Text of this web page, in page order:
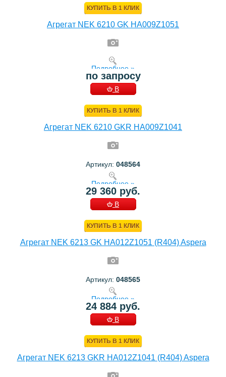
КУПИТЬ В 1 КЛИК
Агрегат NEK 6210 GK HA009Z1051
Подробнее »
по запросу
В
КУПИТЬ В 1 КЛИК
Агрегат NEK 6210 GKR HA009Z1041
Артикул: 048564
Подробнее »
29 360 руб.
В
КУПИТЬ В 1 КЛИК
Агрегат NEK 6213 GK HA012Z1051 (R404) Aspera
Артикул: 048565
Подробнее »
24 884 руб.
В
КУПИТЬ В 1 КЛИК
Агрегат NEK 6213 GKR HA012Z1041 (R404) Aspera